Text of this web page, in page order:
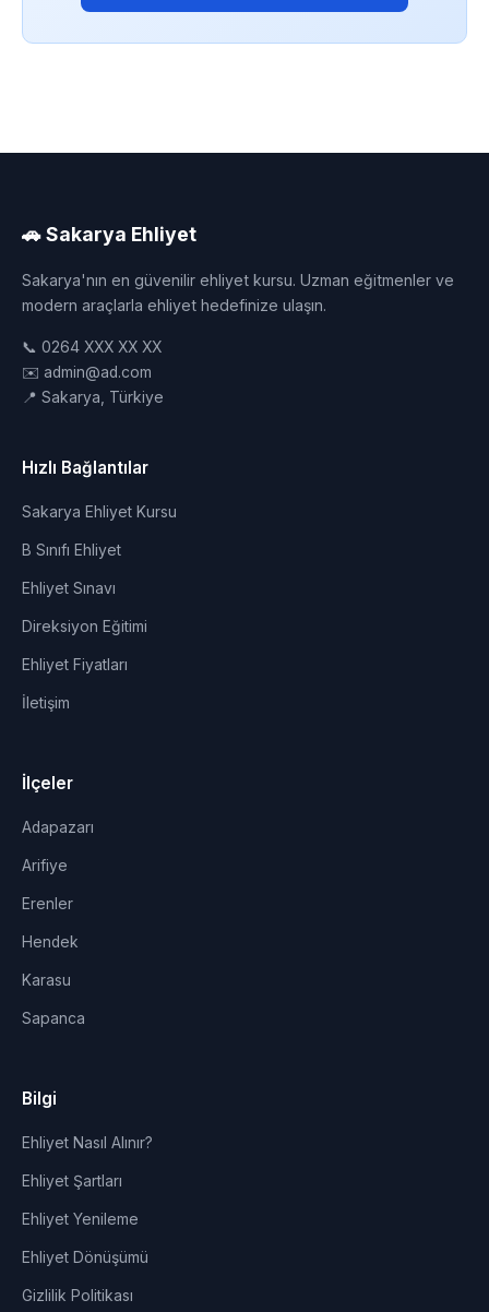
🚗 Sakarya Ehliyet
Sakarya'nın en güvenilir ehliyet kursu. Uzman eğitmenler ve
modern araçlarla ehliyet hedefinize ulaşın.
📞 0264 XXX XX XX
✉️ admin@ad.com
📍 Sakarya, Türkiye
Hızlı Bağlantılar
Sakarya Ehliyet Kursu
B Sınıfı Ehliyet
Ehliyet Sınavı
Direksiyon Eğitimi
Ehliyet Fiyatları
İletişim
İlçeler
Adapazarı
Arifiye
Erenler
Hendek
Karasu
Sapanca
Bilgi
Ehliyet Nasıl Alınır?
Ehliyet Şartları
Ehliyet Yenileme
Ehliyet Dönüşümü
Gizlilik Politikası